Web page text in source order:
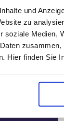
und
zu
soziale Medien,
Hier finden Sie